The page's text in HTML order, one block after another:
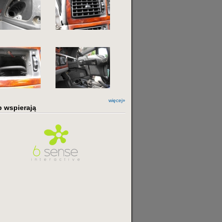
więcej»
wspierają